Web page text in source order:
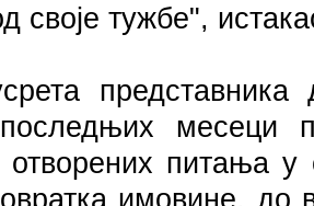
своје тужбе",
месеци
питања
имовине, до